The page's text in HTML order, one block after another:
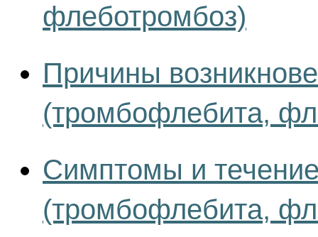
флеботромбоз)
Причины
(тромбофлебита,
Симптомы и
(тромбофлебита,